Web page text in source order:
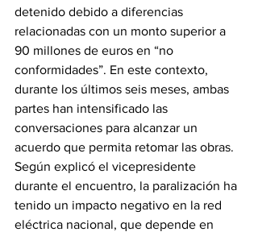
detenido debido a diferencias
relacionadas con un monto superior a
90 millones de euros en “no
conformidades”. En este contexto,
durante los últimos seis meses, ambas
partes han intensificado las
conversaciones para alcanzar un
acuerdo que permita retomar las obras.
Según explicó el vicepresidente
durante el encuentro, la paralización ha
tenido un impacto negativo en la red
eléctrica nacional, que depende en